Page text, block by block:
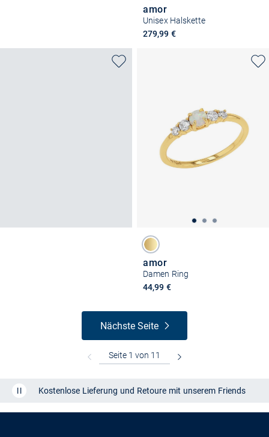
amor
Unisex Halskette
279,99 €
amor
Damen Ring
44,99 €
Nächste Seite
Kostenlose Lieferung und Retoure mit unserem Friends